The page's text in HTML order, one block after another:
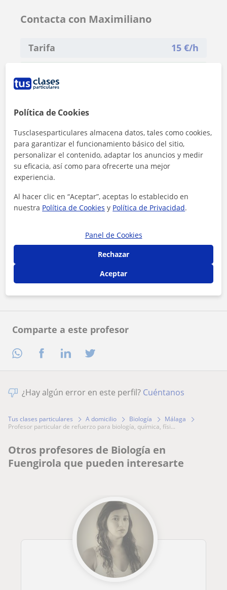
Comparte a este profesor
Contacta con Maximiliano
Tarifa 15 €/h
Al hacer clic, aceptas nuestroaviso legaly deprivacidad
Contactar ahora
¿Hay algún error en este perfil? Cuéntanos
Tus clases particulares A domicilio Biología
Málaga
profesor particular de refuerzo para biología, química, físi...
Otros profesores de Biología en
Fuengirola que pueden interesarte
Política de Cookies
Tusclasesparticulares almacena datos, tales como cookies,
para garantizar el funcionamiento básico del sitio,
personalizar el contenido, adaptar los anuncios y medir
su eficacia, así como para ofrecerte una mejor
experiencia.
Al hacer clic en “Aceptar”, aceptas lo establecido en
nuestra Política de Cookies y Política de Privacidad.
Panel de Cookies
Rechazar
Aceptar